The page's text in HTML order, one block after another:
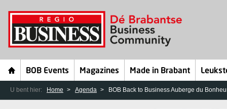
BOB Events Magazines Made in Brabant
U bent hier: Home Agenda BOB Back to Business Auberge du